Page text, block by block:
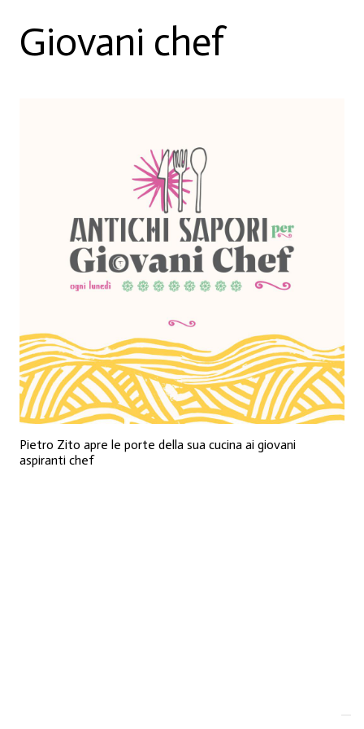
Giovani chef
Pietro Zito apre le porte della sua cucina ai giovani
aspiranti chef